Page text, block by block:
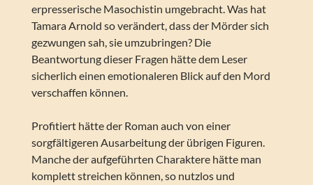
erpresserische Masochistin umgebracht. Was hat
Tamara Arnold so verändert, dass der Mörder sich
gezwungen sah, sie umzubringen? Die
Beantwortung dieser Fragen hätte dem Leser
sicherlich einen emotionaleren Blick auf den Mord
verschaffen können.
Profitiert hätte der Roman auch von einer
sorgfältigeren Ausarbeitung der übrigen Figuren.
Manche der aufgeführten Charaktere hätte man
komplett streichen können, so nutzlos und